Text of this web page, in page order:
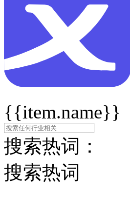
{{item.name}}
搜索热词：
搜索热词